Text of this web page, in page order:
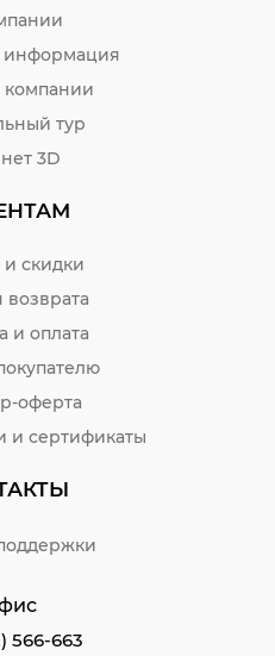
информация
компании
тур
3D
скидки
возврата
и оплата
оферта
и сертификаты
566-663